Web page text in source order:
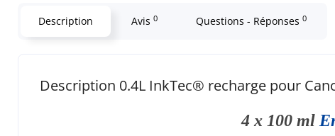
Description Avis 0 Questions - Réponses 0
Description 0.4L InkTec® recharge pour
4 x 100 ml